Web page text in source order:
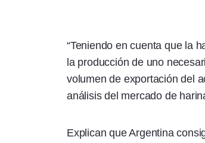
“Teniendo en cuenta que la
la producción de uno
volumen de exportación del
análisis del mercado de
Explican que Argentina